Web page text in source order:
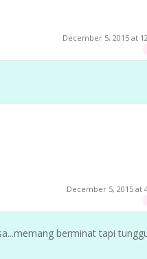
December 5, 2015 at
December 5, 2015 at
berminat tapi